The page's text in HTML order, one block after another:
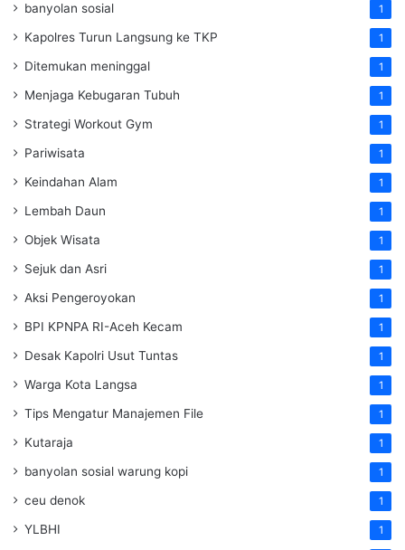
banyolan sosial 1
Kapolres Turun Langsung ke TKP 1
Ditemukan meninggal 1
Menjaga Kebugaran Tubuh 1
Strategi Workout Gym 1
Pariwisata 1
Keindahan Alam 1
Lembah Daun 1
Objek Wisata 1
Sejuk dan Asri 1
Aksi Pengeroyokan 1
BPI KPNPA RI-Aceh Kecam 1
Desak Kapolri Usut Tuntas 1
Warga Kota Langsa 1
Tips Mengatur Manajemen File 1
Kutaraja 1
banyolan sosial warung kopi 1
ceu denok 1
YLBHI 1